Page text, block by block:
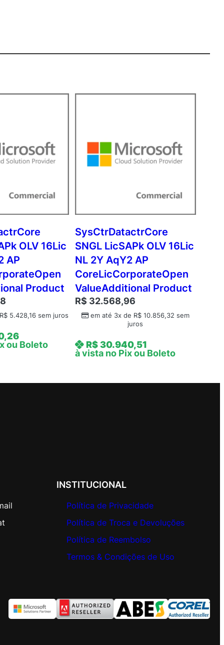
OLV 16Lic
AP
Product
R$ 5.428,16 sem juros
ou Boleto
SysCtrDatactrCore
SNGL LicSAPk OLV 16Lic
NL 2Y AqY2 AP
CoreLicCorporateOpen
ValueAdditional Product
R$ 32.568,96
em até 3x de R$10.856,32 sem
juros
R$30.940,51
à vista no Pix ou Boleto
INSTITUCIONAL
Política de Privacidade
Política de Troca e Devoluções
Política de Reembolso
Termos & Condições de Uso